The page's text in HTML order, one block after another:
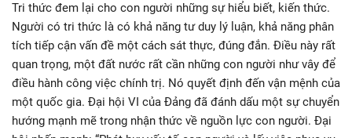
Tri thức đem lại cho con người những sự hiểu biết, kiến thức.
Người có tri thức là có khả năng tư duy lý luận, khả năng phân
tích tiếp cận vấn đề một cách sát thực, đúng đắn. Điều này rất
quan trọng, một đất nước rất cần những con người như vây để
điều hành công việc chính trị. Nó quyết định đến vận mệnh của
một quốc gia. Đại hội VI của Đảng đã đánh dấu một sự chuyển
hướng mạnh mẽ trong nhận thức về nguồn lực con người. Đại